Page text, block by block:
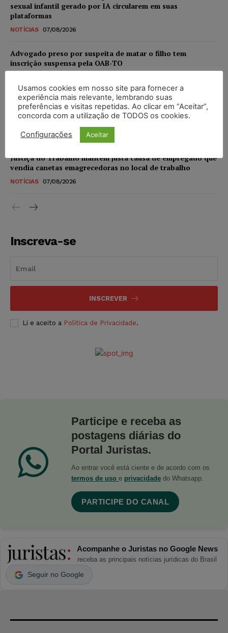
sexual infantil gerado por IA circularem em suas
plataformas
NOTÍCIAS 07/08/2026
Advogado preso por suspeita de matar o filho tem
inscrição suspensa pela OAB-TO
STF amplia isenção de IBS e CBS na compra de veículos
novos para pessoas com deficiência e autistas de todos os
níveis
DIREITO TRIBUTÁRIO 07/08/2026
Justiça do Trabalho mantém justa causa de empregado que
vendia canetas emagrecedoras no local de trabalho
NOTÍCIAS 07/08/2026
Inscreva-se
INSCREVER
Li e aceito a Política de Privacidade.
Participe e receba as
postagens diárias do
Portal Juristas.
Ao entrar você está ciente e de acordo com os
termos de uso e privacidade do Whatsapp.
PARTICIPE DO CANAL
Acompanhe o Juristas no Google News
receba as principais notícias jurídicas do Brasil
Seguir no Google
Usamos cookies em nosso site para fornecer a
experiência mais relevante, lembrando suas
preferências e visitas repetidas. Ao clicar em “Aceitar”,
concorda com a utilização de TODOS os cookies.
Configurações Aceitar